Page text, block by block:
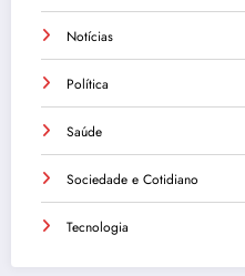
Notícias
Política
Saúde
Sociedade e Cotidiano
Tecnologia